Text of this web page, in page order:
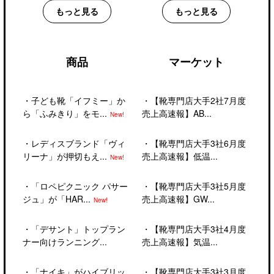
もっと見る もっと見る
商品
・ 子ども靴「イフミー」か
ら「ふみきり」をモ... New!
・ レディスブランド「ヴィ
リーナ」が押切もえ... New!
・
「ロペピクニック パサー
ジュ」が「HAR... New!
・
「デサント」トップラン
ナー向けランニング...
・
「ナイキ」がハイブリッ
マーケット
・
【靴専門店大手2社7月度
売上高速報】AB...
・
【靴専門店大手3社6月度
売上高速報】低温...
・
【靴専門店大手3社5月度
売上高速報】GW...
・
【靴専門店大手3社4月度
売上高速報】気温...
・
【靴専門店大手3社3月度